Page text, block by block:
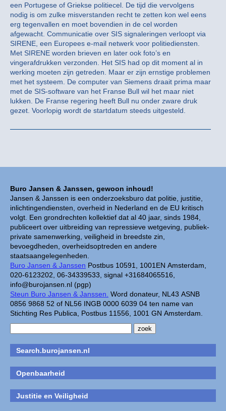
Buro Jansen & Janssen, gewoon inhoud!
Jansen & Janssen is een onderzoeksburo dat politie, justitie,
inlichtingendiensten, overheid in Nederland en de EU kritisch
volgt. Een grondrechten kollektief dat al 40 jaar, sinds 1984,
publiceert over uitbreiding van repressieve wetgeving, publiek-
private samenwerking, veiligheid in breedste zin,
bevoegdheden, overheidsoptreden en andere
staatsaangelegenheden.
Buro Jansen & Janssen Postbus 10591, 1001EN Amsterdam,
020-6123202, 06-34339533, signal +31684065516,
info@burojansen.nl (pgp)
Steun Buro Jansen & Janssen. Word donateur, NL43 ASNB
0856 9868 52 of NL56 INGB 0000 6039 04 ten name van
Stichting Res Publica, Postbus 11556, 1001 GN Amsterdam.
Search.burojansen.nl
Openbaarheid
Justitie en Veiligheid
een Portugese of Griekse politiecel. De tijd die vervolgens
nodig is om zulke misverstanden recht te zetten kon wel eens
erg tegenvallen en moet bovendien in de cel worden
afgewacht. Communicatie over SIS signaleringen verloopt via
SIRENE, een Europees e-mail netwerk voor politiediensten.
Met SIRENE worden brieven en later ook foto’s en
vingerafdrukken verzonden. Het SIS had op dit moment al in
werking moeten zijn getreden. Maar er zijn ernstige problemen
met het systeem. De computer van Siemens draait prima maar
met de SIS-software van het Franse Bull wil het maar niet
lukken. De Franse regering heeft Bull nu onder zware druk
gezet. Voorlopig wordt de startdatum steeds uitgesteld.